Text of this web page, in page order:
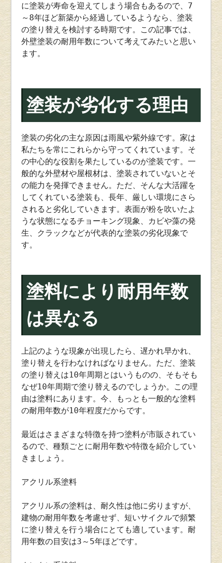
に塗装が寿命を迎えてしまう場合もあるので、7
～8年ほど新築から経過しているようなら、塗装
の塗り替えを検討する時期です。この記事では、
外壁塗装の耐用年数について考えてみたいと思い
ます。
塗装が劣化する理由
塗装の劣化の主な原因は雨風や紫外線です。家は
私たちを常にこれらから守ってくれています。そ
の中心的な役割を果たしているのが塗装です。一
般的な外壁材や屋根材は、塗装されていないとそ
の能力を発揮できません。ただ、そんな大活躍を
してくれている塗装も、長年、厳しい環境にさら
されると劣化していきます。表面が粉を吹いたよ
うな状態になるチョーキング現象、カビや藻の発
生、クラックなどが代表的な塗装の劣化現象で
す。
塗料により耐用年数
は異なる
上記のような現象が出現したら、遅かれ早かれ、
塗り替えを行わなければなりません。ただ、塗装
の塗り替えは10年周期とはいうものの、そもそも
なぜ10年周期で塗り替えるのでしょうか。この理
由は塗料にあります。今、もっとも一般的な塗料
の耐用年数が10年程度だからです。
最近はさまざまな特徴を持つ塗料が市販されてい
るので、種類ごとに耐用年数や特徴を紹介してい
きましょう。
アクリル系塗料
アクリル系の塗料は、耐久性は他に劣りますが、
建物の耐用年数を考慮せず、短いサイクルで頻繁
に塗り替えを行う場合にとても適しています。耐
用年数の目安は3～5年ほどです。